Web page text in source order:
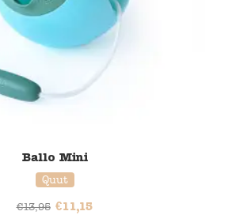
Ballo Mini
Quut
€13,95 €11,15